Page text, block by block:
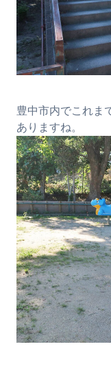
豊中市内でこれま
ありますね。